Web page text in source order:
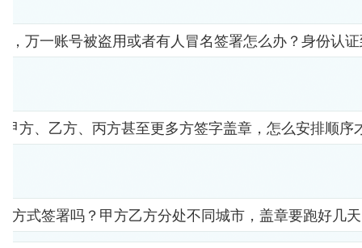
万一账号被盗用或者有人冒名签署怎么办？身份
方、乙方、丙方甚至更多方签字盖章，怎么安排顺
方式签署吗？甲方乙方分处不同城市，盖章要跑好